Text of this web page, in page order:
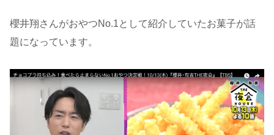
櫻井翔さんがおやつNo.1として紹介していたお菓子が話
題になっています。